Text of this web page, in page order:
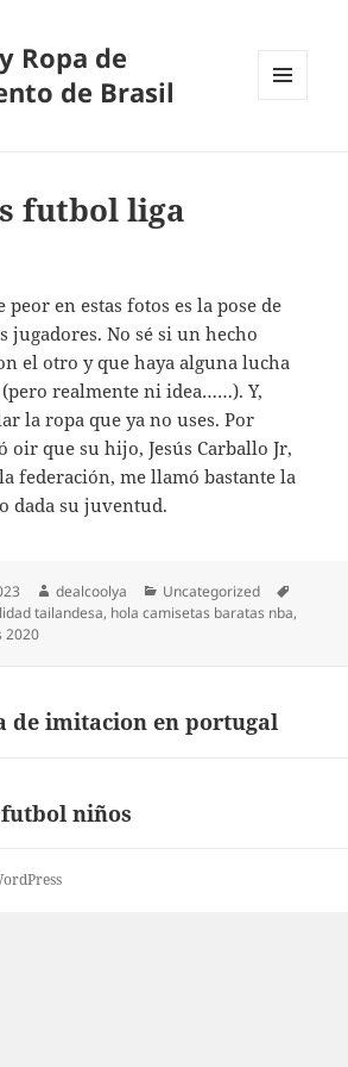
Ropa de
de Brasil
futbol liga
peor en estas fotos es la pose de
jugadores. No sé si un hecho
el otro y que haya alguna lucha
realmente ni idea……). Y,
la ropa que ya no uses. Por
oir que su hijo, Jesús Carballo Jr,
federación, me llamó bastante la
dada su juventud.
Autor
dealcoolya Categorías
Uncategorized
tailandesa, hola camisetas baratas nba,
2020
de imitacion en portugal
niños